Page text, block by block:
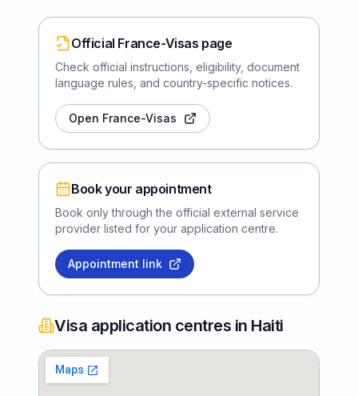
Official France-Visas page
Check official instructions, eligibility, document
language rules, and country-specific notices.
Open France-Visas
Book your appointment
Book only through the official external service
provider listed for your application centre.
Appointment link
Visa application centres in Haiti